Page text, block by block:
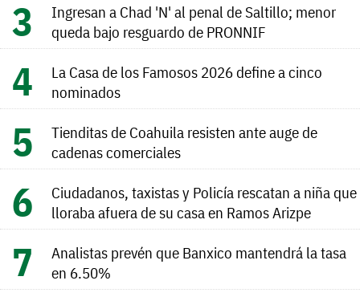
Ingresan a Chad 'N' al penal de Saltillo; menor
queda bajo resguardo de PRONNIF
La Casa de los Famosos 2026 define a cinco
nominados
Tienditas de Coahuila resisten ante auge de
cadenas comerciales
Ciudadanos, taxistas y Policía rescatan a niña que
lloraba afuera de su casa en Ramos Arizpe
Analistas prevén que Banxico mantendrá la tasa
en 6.50%